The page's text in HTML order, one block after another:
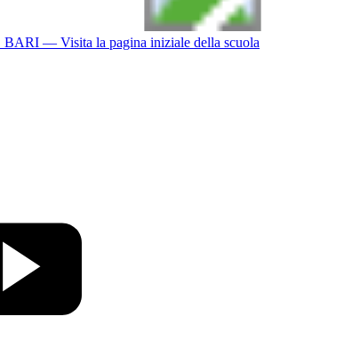
BARI — Visita la pagina iniziale della scuola